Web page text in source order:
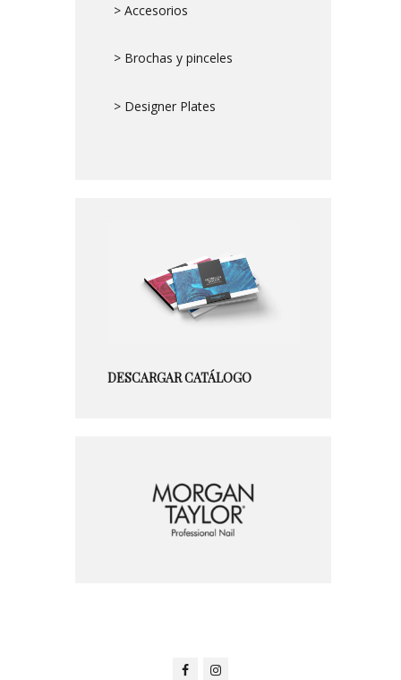
> Accesorios
> Brochas y pinceles
> Designer Plates
DESCARGAR CATÁLOGO